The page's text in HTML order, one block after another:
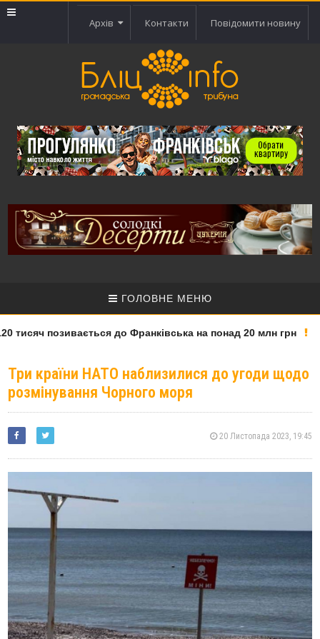
Архів Контакти Повідомити новину
ГОЛОВНЕ МЕНЮ
позивається до Франківська на понад 20 млн грн
Три країни НАТО наблизилися до угоди щодо
розмінування Чорного моря
20 Листопада 2023, 19:45